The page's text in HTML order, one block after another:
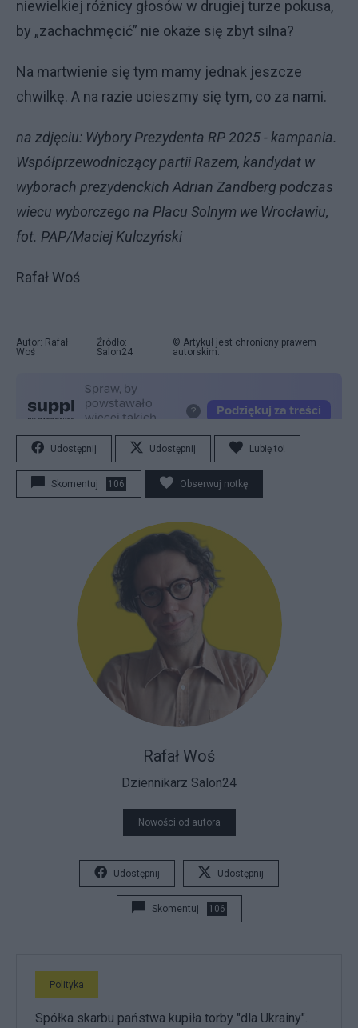
niewielkiej różnicy głosów w drugiej turze pokusa,
by „zachachmęcić” nie okaże się zbyt silna?
Na martwienie się tym mamy jednak jeszcze
chwilkę. A na razie ucieszmy się tym, co za nami.
na zdjęciu: Wybory Prezydenta RP 2025 - kampania.
Współprzewodniczący partii Razem, kandydat w
wyborach prezydenckich Adrian Zandberg podczas
wiecu wyborczego na Placu Solnym we Wrocławiu,
fot. PAP/Maciej Kulczyński
Rafał Woś
Autor: Rafał
Woś
Źródło:
Salon24
© Artykuł jest chroniony prawem
autorskim.
Udostępnij Udostępnij Lubię to!
Skomentuj 106 Obserwuj notkę
Dziennikarz Salon24
Rafał Woś
Nowości od autora
Udostępnij Udostępnij
Skomentuj 106
Polityka
Spółka skarbu państwa kupiła torby "dla Ukrainy".